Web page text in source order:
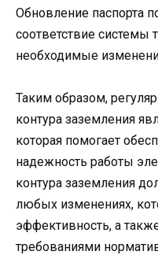
Обновление паспорта
соответствие системы
необходимые
Таким образом,
контура заземления
которая помогает
надежность работы
контура заземления
любых изменениях,
эффективность, а
требованиями